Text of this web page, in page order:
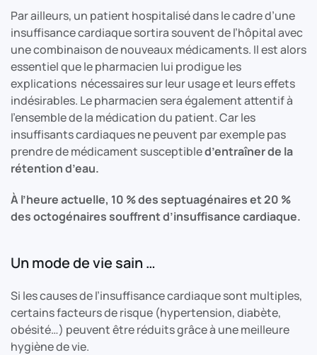
Par ailleurs, un patient hospitalisé dans le cadre d’une
insuffisance cardiaque sortira souvent de l’hôpital avec
une combinaison de nouveaux médicaments. Il est alors
essentiel que le pharmacien lui prodigue les
explications nécessaires sur leur usage et leurs effets
indésirables. Le pharmacien sera également attentif à
l’ensemble de la médication du patient. Car les
insuffisants cardiaques ne peuvent par exemple pas
prendre de médicament susceptibled’entraîner de la
rétention d’eau.
À l’heure actuelle, 10 % des septuagénaires et 20 %
des octogénaires souffrent d’insuffisance cardiaque.
Un mode de vie sain …
Si les causes de l’insuffisance cardiaque sont multiples,
certains facteurs de risque (hypertension, diabète,
obésité…) peuvent être réduits grâce à une meilleure
hygiène de vie.